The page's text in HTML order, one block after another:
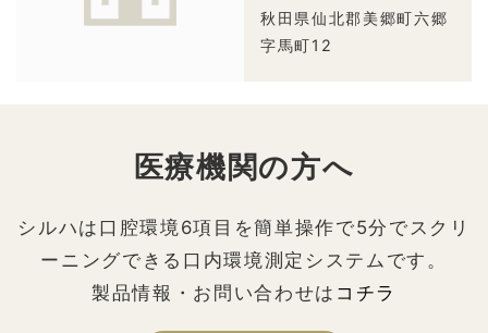
秋田県仙北郡美郷町六郷
字馬町12
医療機関の方へ
シルハは口腔環境6項目を簡単操作で5分でスクリ
ーニングできる口内環境測定システムです。
製品情報・お問い合わせは コチラ